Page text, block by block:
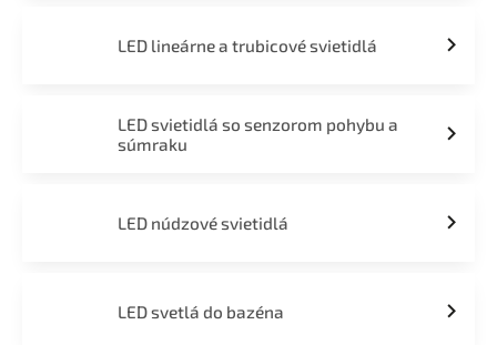
LED lineárne a trubicové svietidlá
LED svietidlá so senzorom pohybu a
súmraku
LED núdzové svietidlá
LED svetlá do bazéna